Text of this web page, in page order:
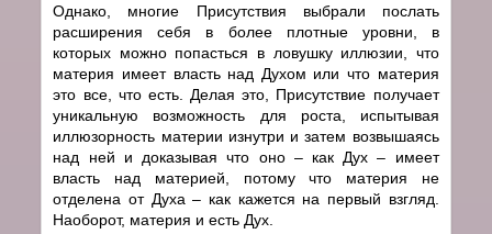
Однако, многие Присутствия выбрали послать
расширения себя в более плотные уровни, в
которых можно попасться в ловушку иллюзии, что
материя имеет власть над Духом или что материя
это все, что есть. Делая это, Присутствие получает
уникальную возможность для роста, испытывая
иллюзорность материи изнутри и затем возвышаясь
над ней и доказывая что оно – как Дух – имеет
власть над материей, потому что материя не
отделена от Духа – как кажется на первый взгляд.
Наоборот, материя и есть Дух.